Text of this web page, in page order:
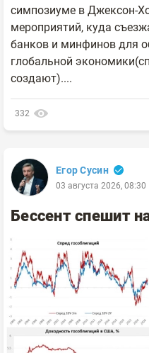
симпозиуме в Джексон-
мероприятий, куда
банков и минфинов для
глобальной
создают)....
332
Егор Сусин
03 августа 2026, 08:30
Бессент спешит